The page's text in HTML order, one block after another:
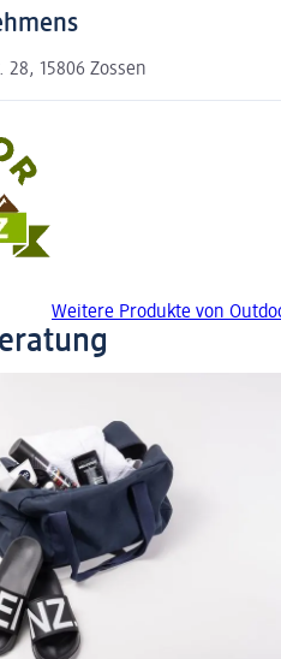
15806 Zossen
Weitere Produkte von